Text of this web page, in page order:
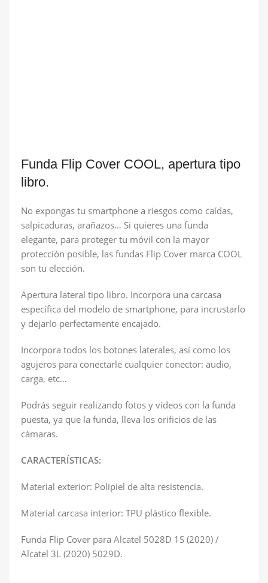
Funda Flip Cover COOL, apertura tipo
libro.
No expongas tu smartphone a riesgos como caídas,
salpicaduras, arañazos… Si quieres una funda
elegante, para proteger tu móvil con la mayor
protección posible, las fundas Flip Cover marca COOL
son tu elección.
Apertura lateral tipo libro. Incorpora una carcasa
específica del modelo de smartphone, para incrustarlo
y dejarlo perfectamente encajado.
Incorpora todos los botones laterales, así como los
agujeros para conectarle cualquier conector: audio,
carga, etc…
Podrás seguir realizando fotos y vídeos con la funda
puesta, ya que la funda, lleva los orificios de las
cámaras.
CARACTERÍSTICAS:
Material exterior: Polipiel de alta resistencia.
Material carcasa interior: TPU plástico flexible.
Funda Flip Cover para Alcatel 5028D 1S (2020) /
Alcatel 3L (2020) 5029D.